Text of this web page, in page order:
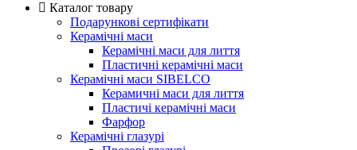
Каталог товару
Подарункові сертифікати
Керамічні маси
Керамічні маси для лиття
Пластичні керамічні маси
Керамічні маси SIBELСO
Керамичні маси для лиття
Пластичі керамічні маси
Фарфор
Керамічні глазурі